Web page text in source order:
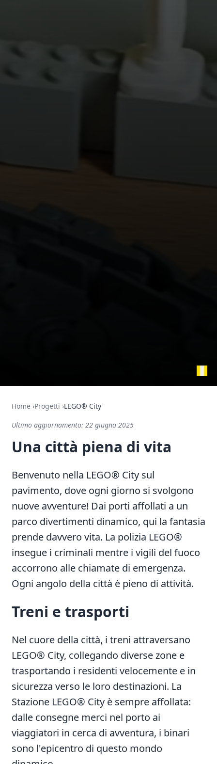
Home ›Progetti ›LEGO® City
Ultimo aggiornamento: 22 giugno 2025
Una città piena di vita
Benvenuto nella LEGO® City sul
pavimento, dove ogni giorno si svolgono
nuove avventure! Dai porti affollati a un
parco divertimenti dinamico, qui la fantasia
prende davvero vita. La polizia LEGO®
insegue i criminali mentre i vigili del fuoco
accorrono alle chiamate di emergenza.
Ogni angolo della città è pieno di attività.
Treni e trasporti
Nel cuore della città, i treni attraversano
LEGO® City, collegando diverse zone e
trasportando i residenti velocemente e in
sicurezza verso le loro destinazioni. La
Stazione LEGO® City è sempre affollata:
dalle consegne merci nel porto ai
viaggiatori in cerca di avventura, i binari
sono l'epicentro di questo mondo